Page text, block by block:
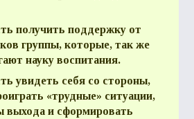
получить поддержку от
группы, которые, так же
науку воспитания.
увидеть себя со стороны,
«трудные» ситуации,
выхода и сформировать